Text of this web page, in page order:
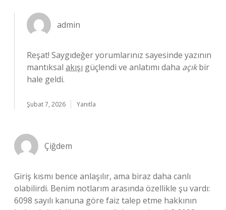
admin
Reşat! Saygıdeğer yorumlarınız sayesinde yazının
mantıksal akışı güçlendi ve anlatımı daha açıkbir
hale geldi.
Şubat 7, 2026 Yanıtla
Çiğdem
Giriş kısmı bence anlaşılır, ama biraz daha canlı
olabilirdi. Benim notlarım arasında özellikle şu vardı:
6098 sayılı kanuna göre faiz talep etme hakkının